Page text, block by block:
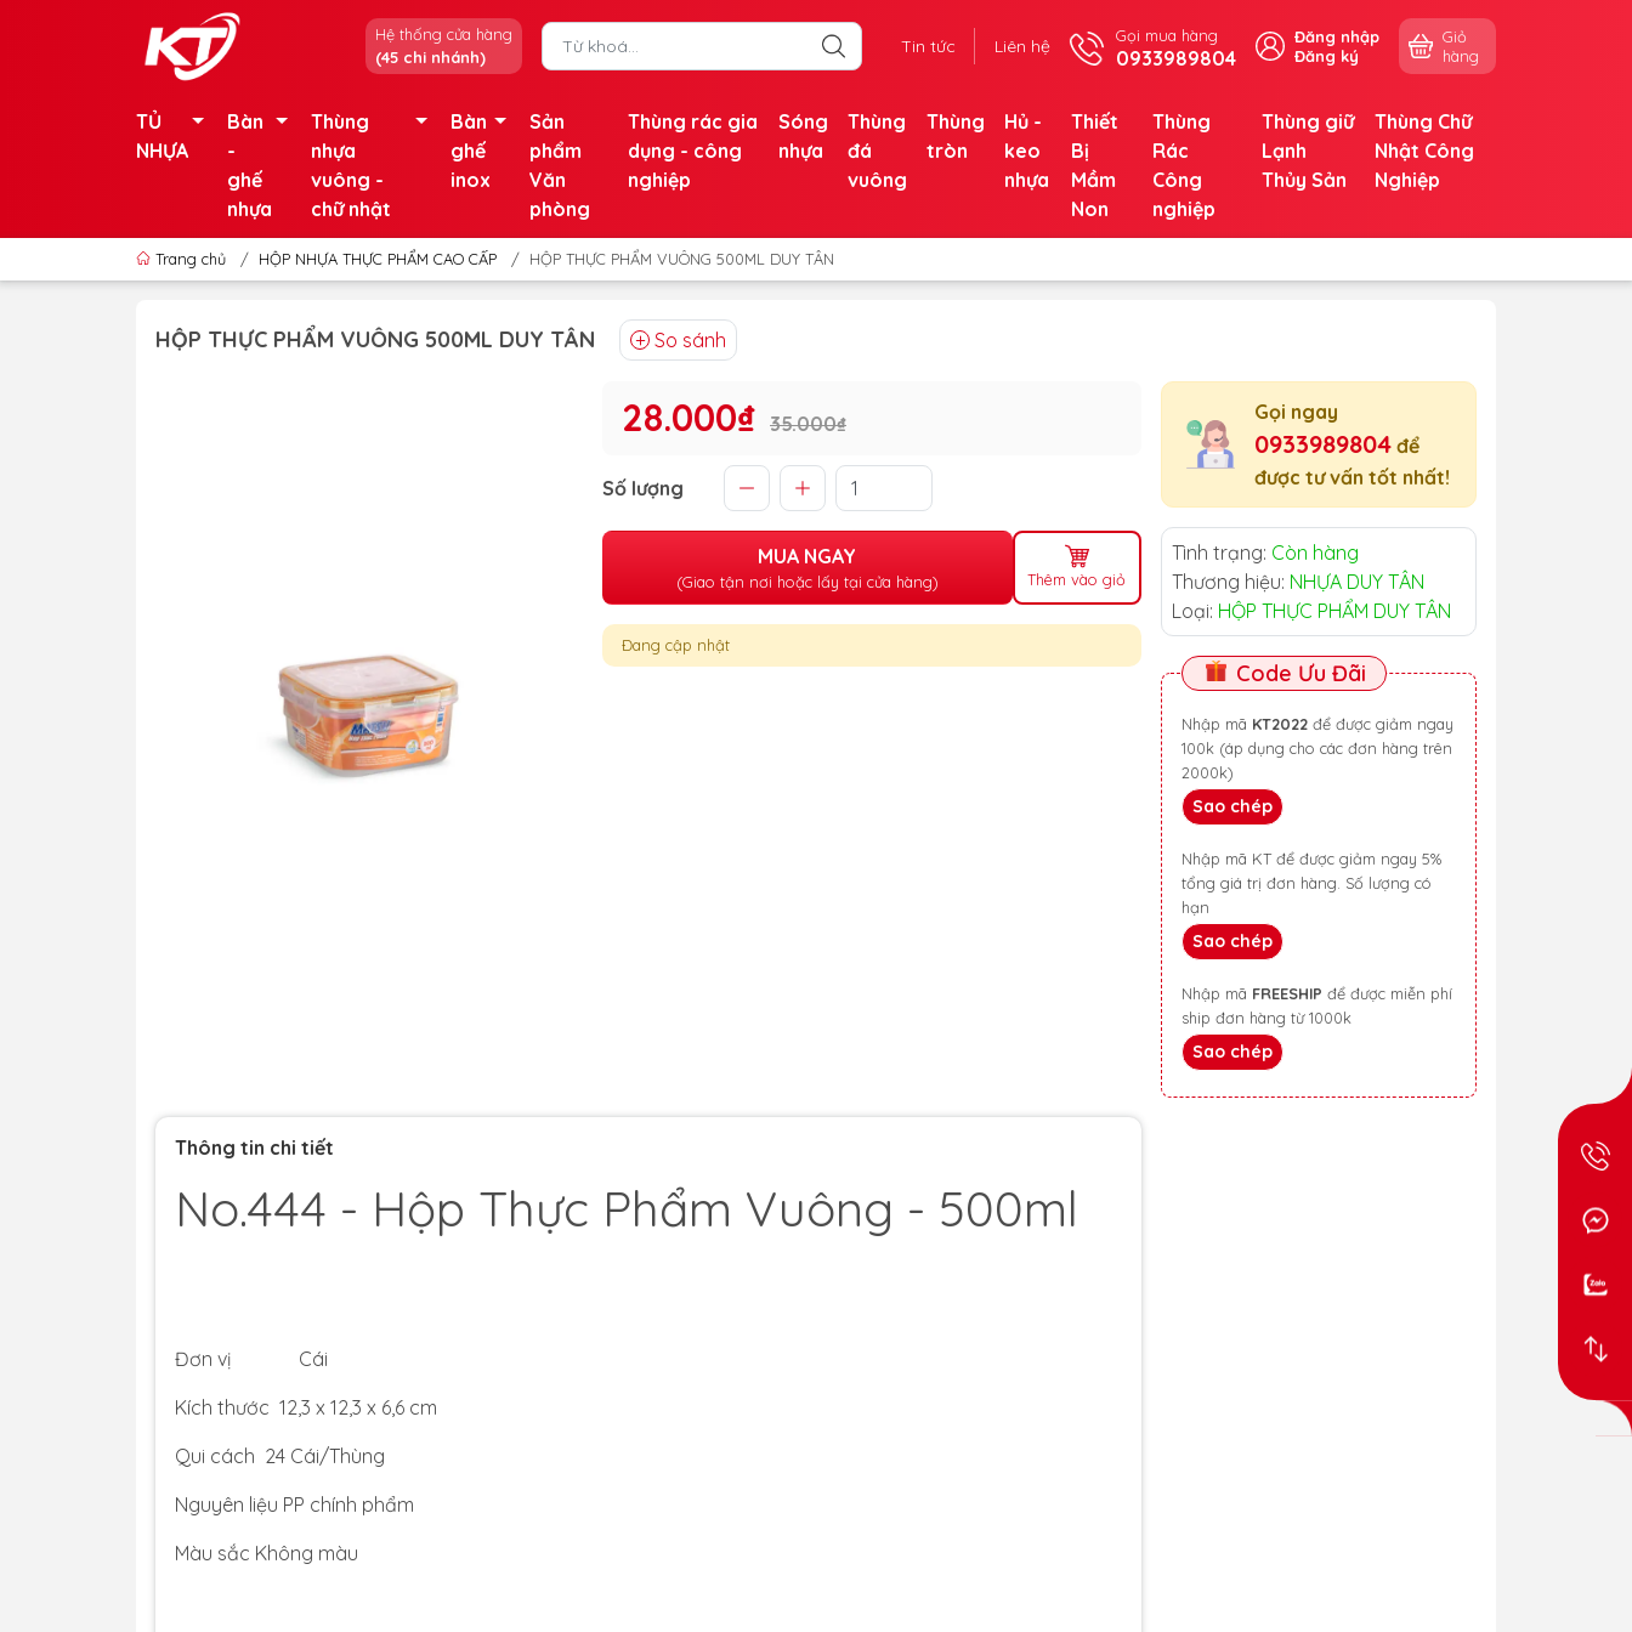
Hệ thống cửa hàng
(45 chi nhánh)
Tin tức Liên hệ Gọi mua hàng
0933989804
Đăng nhập
Đăng ký
Giỏ
hàng
TỦ
NHỰA
Bàn
-
ghế
nhựa
Thùng
nhựa
vuông -
chữ nhật
Bàn
ghế
inox
Sản
phẩm
Văn
phòng
Thùng rác gia
dụng - công
nghiệp
Sóng
nhựa
Thùng
đá
vuông
Thùng
tròn
Hủ -
keo
nhựa
Thiết
Bị
Mầm
Non
Thùng
Rác
Công
nghiệp
Thùng giữ
Lạnh
Thủy Sản
Thùng Chữ
Nhật Công
Nghiệp
Trang chủ / HỘP NHỰA THỰC PHẨM CAO CẤP / HỘP THỰC PHẨM VUÔNG 500ML DUY TÂN
HỘP THỰC PHẨM VUÔNG 500ML DUY TÂN So sánh
28.000₫ 35.000₫
Số lượng
MUA NGAY
(Giao tận nơi hoặc lấy tại cửa hàng) Thêm vào giỏ
Đang cập nhật
Gọi ngay
0933989804 để
được tư vấn tốt nhất!
Tình trạng: Còn hàng
Thương hiệu: NHỰA DUY TÂN
Loại: HỘP THỰC PHẨM DUY TÂN
Code Ưu Đãi
Nhập mã KT2022
100k (áp dụng cho các đơn hàng trên
2000k)
Sao chép
Nhập mã KT để được giảm ngay 5%
tổng giá trị đơn hàng. Số lượng có
hạn
Sao chép
Nhập mã FREESHIP
ship đơn hàng từ 1000k
Sao chép
Thông tin chi tiết
No.444 - Hộp Thực Phẩm Vuông - 500ml
Đơn vị Cái
Kích thước 12,3 x 12,3 x 6,6 cm
Qui cách 24 Cái/Thùng
Nguyên liệu PP chính phẩm
Màu sắc Không màu